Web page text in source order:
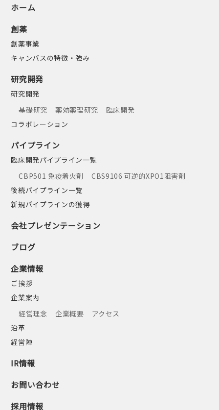
ホーム
創薬
創薬事業
キャンバスの特徴・強み
研究開発
研究開発
基礎研究
薬効薬理研究
臨床開発
コラボレーション
パイプライン
臨床開発パイプライン一覧
CBP501 免疫着火剤
CBS9106 可逆的XPO1阻害剤
後続パイプライン一覧
新規パイプラインの獲得
会社プレゼンテーション
ブログ
企業情報
ご挨拶
企業案内
経営理念
企業概要
アクセス
沿革
経営陣
IR情報
お問い合わせ
採用情報